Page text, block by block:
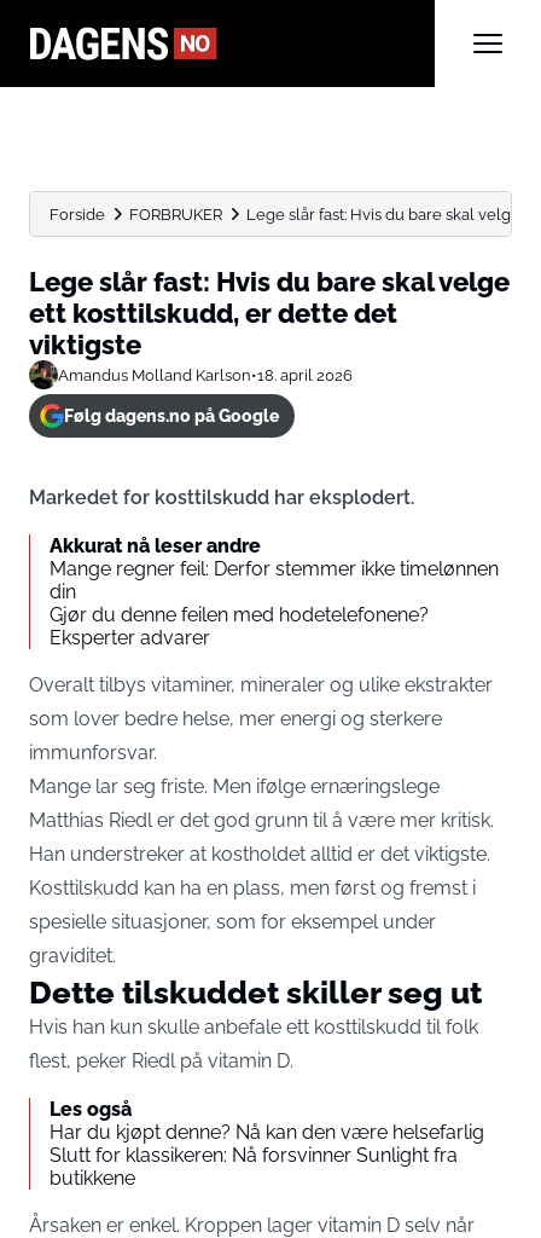
Forside FORBRUKER Lege slår fast: Hvis du bare skal velge
Lege slår fast: Hvis du bare skal velge
ett kosttilskudd, er dette det
viktigste
Amandus Molland Karlson•18. april 2026
Følg dagens.no på Google
Markedet for kosttilskudd har eksplodert.
Akkurat nå leser andre
Mange regner feil: Derfor stemmer ikke timelønnen
din
Gjør du denne feilen med hodetelefonene?
Eksperter advarer
Overalt tilbys vitaminer, mineraler og ulike ekstrakter
som lover bedre helse, mer energi og sterkere
immunforsvar.
Mange lar seg friste. Men ifølge ernæringslege
Matthias Riedl er det god grunn til å være mer kritisk.
Han understreker at kostholdet alltid er det viktigste.
Kosttilskudd kan ha en plass, men først og fremst i
spesielle situasjoner, som for eksempel under
graviditet.
Dette tilskuddet skiller seg ut
Hvis han kun skulle anbefale ett kosttilskudd til folk
flest, peker Riedl på vitamin D.
Les også
Har du kjøpt denne? Nå kan den være helsefarlig
Slutt for klassikeren: Nå forsvinner Sunlight fra
butikkene
Årsaken er enkel. Kroppen lager vitamin D selv når